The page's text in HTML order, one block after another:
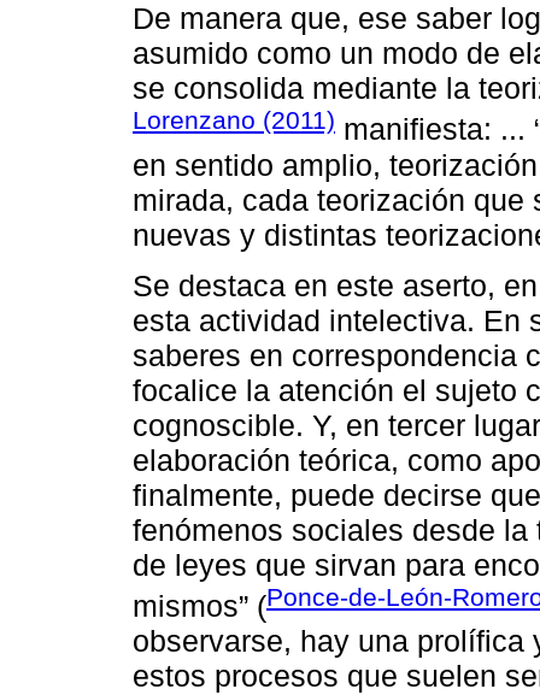
De manera que, ese saber
asumido como un modo de
se consolida mediante la
Lorenzano (2011) manifiesta: ...
en sentido amplio,
mirada, cada teorización que
nuevas y distintas
Se destaca en este aserto,
esta actividad intelectiva. En
saberes en correspondencia
focalice la atención el sujeto
cognoscible. Y, en tercer
elaboración teórica, como
finalmente, puede decirse
fenómenos sociales desde
de leyes que sirvan para
mismos” (Ponce-de-León-
observarse, hay una
estos procesos que suelen